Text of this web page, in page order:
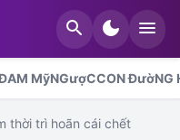
search dark_mode menu
MỹNGượCCON ĐườNG
thời trì hoãn cái chết